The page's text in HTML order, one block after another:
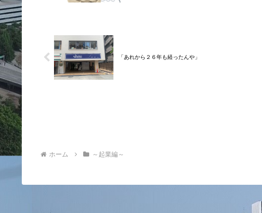
「あれから２６年も経ったんや」
ホーム ～起業編～